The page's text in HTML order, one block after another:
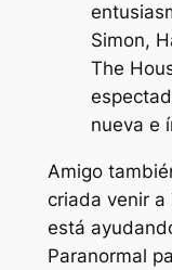
Simon,
The
nueva e
Amigo
criada venir a
está
Paranormal